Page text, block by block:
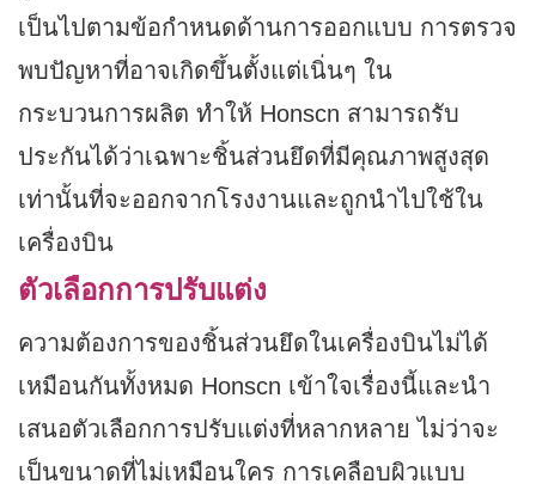
เป็นไปตามข้อกำหนดด้านการออกแบบ การตรวจ
พบปัญหาที่อาจเกิดขึ้นตั้งแต่เนิ่นๆ ใน
กระบวนการผลิต ทำให้ Honscn สามารถรับ
ประกันได้ว่าเฉพาะชิ้นส่วนยึดที่มีคุณภาพสูงสุด
เท่านั้นที่จะออกจากโรงงานและถูกนำไปใช้ใน
เครื่องบิน
ตัวเลือกการปรับแต่ง
ความต้องการของชิ้นส่วนยึดในเครื่องบินไม่ได้
เหมือนกันทั้งหมด Honscn เข้าใจเรื่องนี้และนำ
เสนอตัวเลือกการปรับแต่งที่หลากหลาย ไม่ว่าจะ
เป็นขนาดที่ไม่เหมือนใคร การเคลือบผิวแบบ